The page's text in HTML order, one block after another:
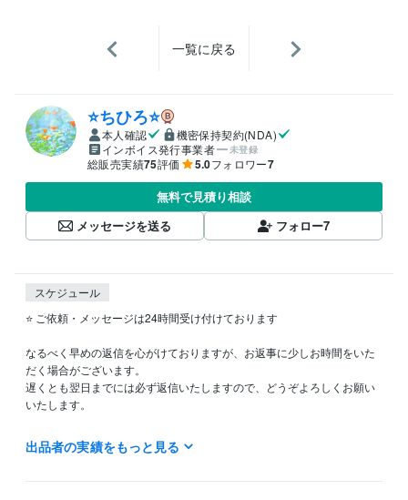
一覧に戻る
⭐️ちひろ⭐️
本人確認
機密保持契約(NDA)
インボイス発行事業者
未登録
総販売実績75評価 5.0フォロワー7
無料で見積り相談
メッセージを送る
フォロー7
スケジュール
⭐️ ご依頼・メッセージは24時間受け付けております
なるべく早めの返信を心がけておりますが、お返事に少しお時間をいた
だく場合がございます。
遅くとも翌日までには必ず返信いたしますので、どうぞよろしくお願い
いたします。
医療・介護 / 看護師 経験年数 : 15年
出品者の実績をもっと見る